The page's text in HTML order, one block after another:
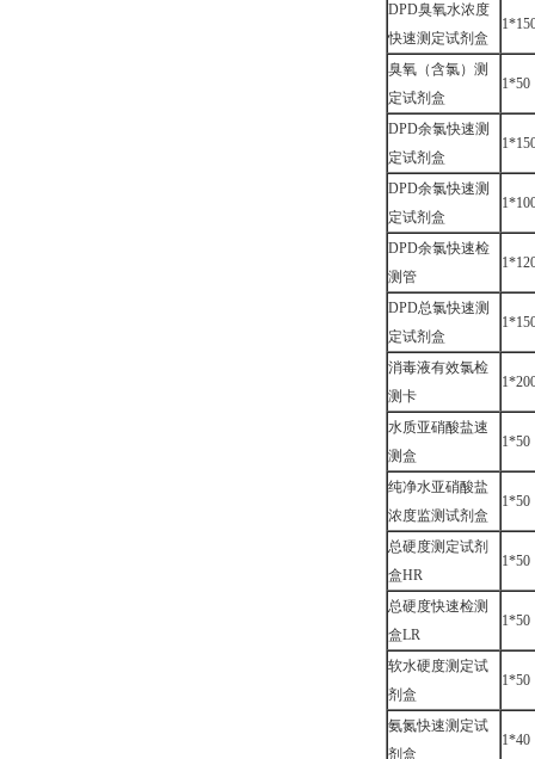
DPD臭氧水浓度
快速测定试剂盒
臭氧（含氯）测
定试剂盒
1*50
DPD余氯快速测
定试剂盒
DPD余氯快速测
定试剂盒
DPD余氯快速检
测管
DPD总氯快速测
定试剂盒
消毒液有效氯检
测卡
水质亚硝酸盐速
测盒
1*50
纯净水亚硝酸盐
浓度监测试剂盒
1*50
总硬度测定试剂
盒HR
1*50
总硬度快速检测
盒LR
1*50
软水硬度测定试
剂盒
1*50
氨氮快速测定试
剂盒
1*40